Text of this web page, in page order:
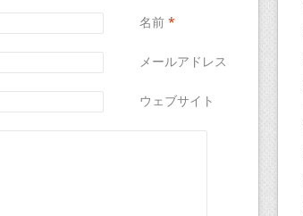
名前 *
メールアドレス
ウェブサイト